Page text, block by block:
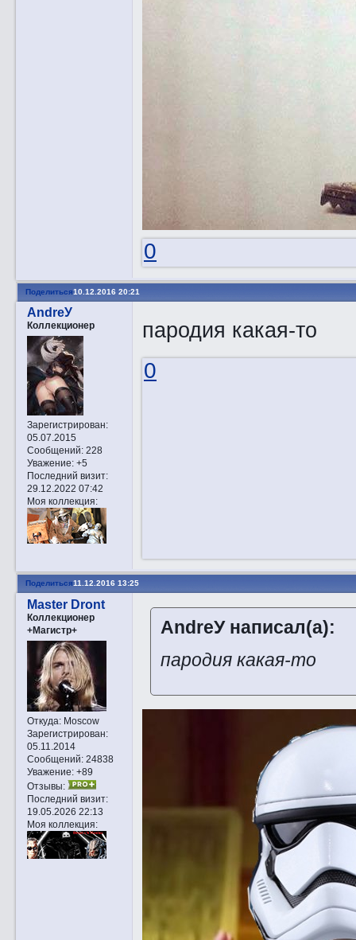
0
Поделиться10.12.2016 20:21
AndreУ
Коллекционер
Зарегистрирован:
05.07.2015
Сообщений:228
Уважение: +5
Последний визит:
29.12.2022 07:42
Моя коллекция:
пародия какая-то
0
Поделиться11.12.2016 13:25
Master Dront
Коллекционер
+Магистр+
Откуда:Moscow
Зарегистрирован:
05.11.2014
Сообщений:24838
Уважение: +89
Отзывы:
Последний визит:
19.05.2026 22:13
Моя коллекция:
AndreУ написал(а):
пародия какая-то